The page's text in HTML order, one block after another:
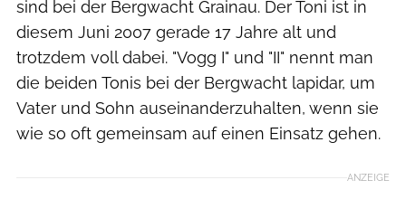
sind bei der Bergwacht Grainau. Der Toni ist in
diesem Juni 2007 gerade 17 Jahre alt und
trotzdem voll dabei. "Vogg I" und "II" nennt man
die beiden Tonis bei der Bergwacht lapidar, um
Vater und Sohn auseinanderzuhalten, wenn sie
wie so oft gemeinsam auf einen Einsatz gehen.
ANZEIGE